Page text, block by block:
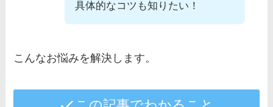
具体的なコツも知りたい！
こんなお悩みを解決します。